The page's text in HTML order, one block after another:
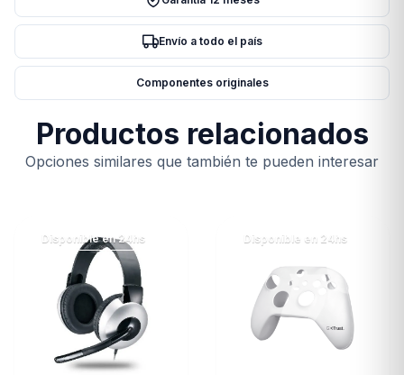
PBT
MECANICO
Envío a todo el país
Componentes originales
Productos relacionados
Opciones similares que también te pueden interesar
Disponible en 24hs Disponible en 24hs